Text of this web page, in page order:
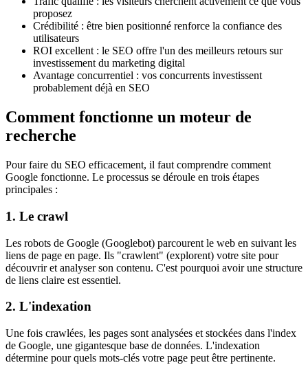
proposez
Crédibilité : être bien positionné renforce la confiance des
utilisateurs
ROI excellent : le SEO offre l'un des meilleurs retours sur
investissement du marketing digital
Avantage concurrentiel : vos concurrents investissent
probablement déjà en SEO
Comment fonctionne un moteur de
recherche
Pour faire du SEO efficacement, il faut comprendre comment
Google fonctionne. Le processus se déroule en trois étapes
principales :
1. Le crawl
Les robots de Google (Googlebot) parcourent le web en suivant les
liens de page en page. Ils "crawlent" (explorent) votre site pour
découvrir et analyser son contenu. C'est pourquoi avoir une structure
de liens claire est essentiel.
2. L'indexation
Une fois crawlées, les pages sont analysées et stockées dans l'index
de Google, une gigantesque base de données. L'indexation
détermine pour quels mots-clés votre page peut être pertinente.